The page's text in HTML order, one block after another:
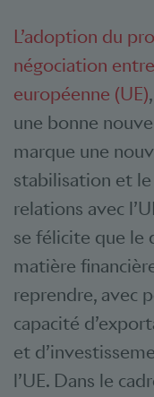
L’adoption du
négociation
européenne (UE)
une bonne
marque une
stabilisation et
relations avec
se félicite que le
matière
reprendre, avec
capacité
et
l’UE. Dans le